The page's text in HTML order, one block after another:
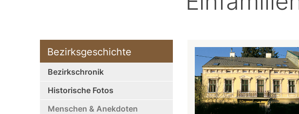
Bezirksgeschichte
Bezirkschronik
Historische Fotos
Menschen & Anekdoten